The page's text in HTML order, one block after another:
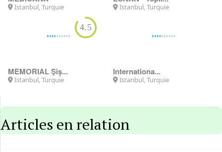
Istanbul, Turquie
Istanbul, Turquie
MEMORIAL Şiş... Internationa...